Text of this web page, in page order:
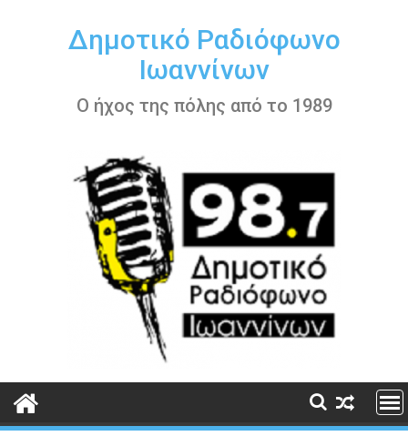
περιεχόμενοΔημοτικό Ραδιόφωνο
Ιωαννίνων
Ο ήχος της πόλης από το 1989